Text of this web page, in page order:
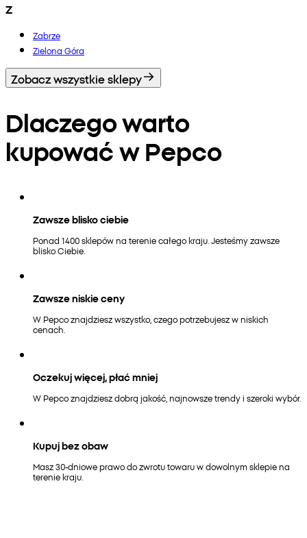
Z
Zabrze
Zielona Góra
Zobacz wszystkie sklepy
Dlaczego warto
kupować w Pepco
Zawsze blisko ciebie
Ponad 1400 sklepów na terenie całego kraju. Jesteśmy zawsze
blisko Ciebie.
Zawsze niskie ceny
W Pepco znajdziesz wszystko, czego potrzebujesz w niskich
cenach.
Oczekuj więcej, płać mniej
W Pepco znajdziesz dobrą jakość, najnowsze trendy i szeroki wybór.
Kupuj bez obaw
Masz 30-dniowe prawo do zwrotu towaru w dowolnym sklepie na
terenie kraju.